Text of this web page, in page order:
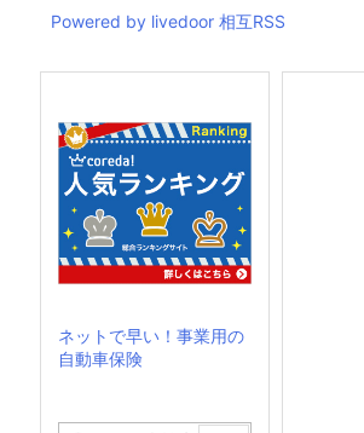
Powered by livedoor 相互RSS
ネットで早い！事業用の
自動車保険